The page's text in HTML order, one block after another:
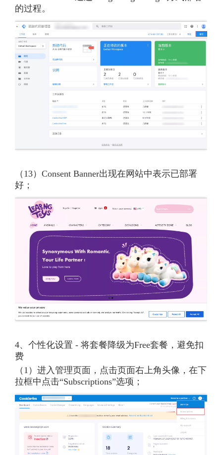
的过程。
（13）Consent Banner出现在网站中表示已部署
好；
4、个性化设置 - 将套餐降级为Free套餐，避免扣
费
（1）进入管理页面，点击页面右上角头像，在下
拉框中点击“Subscriptions”选项；